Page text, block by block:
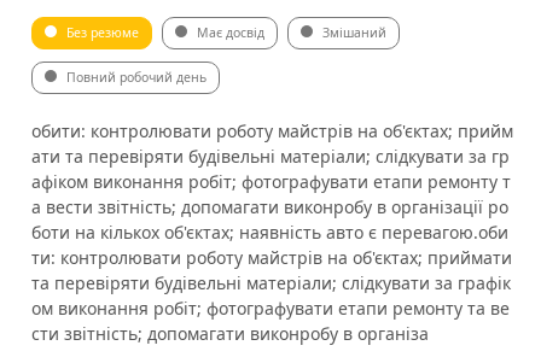
Без резюме Має досвід Змішаний
Повний робочий день
обити: контролювати роботу майстрів на об'єктах; прийм
ати та перевіряти будівельні матеріали; слідкувати за гр
афіком виконання робіт; фотографувати етапи ремонту т
а вести звітність; допомагати виконробу в організації ро
боти на кількох об'єктах; наявність авто є перевагою.оби
ти: контролювати роботу майстрів на об'єктах; приймати
та перевіряти будівельні матеріали; слідкувати за графік
ом виконання робіт; фотографувати етапи ремонту та ве
сти звітність; допомагати виконробу в організа